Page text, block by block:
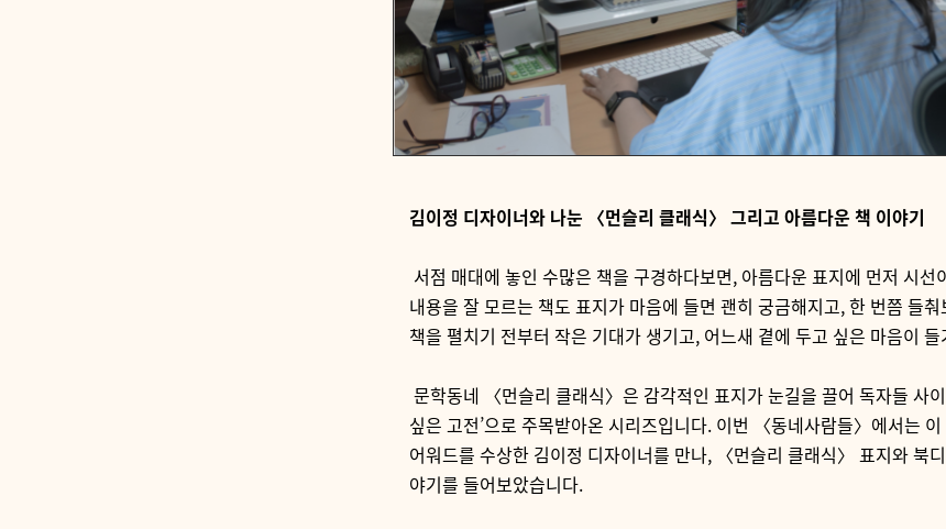
김이정 디자이너와 나눈 〈먼슬리 클래식〉 그리고 아름다운 책 이야기
서점 매대에 놓인 수많은 책을 구경하다보면, 아름다운 표지에 먼저 시선
내용을 잘 모르는 책도 표지가 마음에 들면 괜히 궁금해지고,한 번쯤 들
책을 펼치기 전부터 작은 기대가 생기고, 어느새 곁에 두고 싶은 마음이
문학동네 〈먼슬리 클래식〉은 감각적인 표지가 눈길을 끌어 독자들 사
싶은 고전’으로 주목받아온 시리즈입니다. 이번 〈동네사람들〉에서는
어워드를 수상한 김이정 디자이너를 만나, 〈먼슬리 클래식〉 표지와 북
야기를 들어보았습니다.